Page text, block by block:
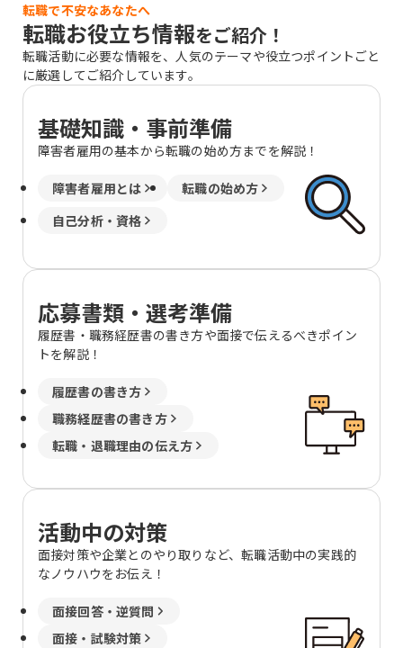
転職で不安なあなたへ
転職お役立ち情報をご紹介！
転職活動に必要な情報を、人気のテーマや役立つポイントごと
に厳選してご紹介しています。
基礎知識・事前準備
障害者雇用の基本から転職の始め方までを解説！
障害者雇用とは
転職の始め方
自己分析・資格
応募書類・選考準備
履歴書・職務経歴書の書き方や面接で伝えるべきポイン
トを解説！
履歴書の書き方
職務経歴書の書き方
転職・退職理由の伝え方
活動中の対策
面接対策や企業とのやり取りなど、転職活動中の実践的
なノウハウをお伝え！
面接回答・逆質問
面接・試験対策